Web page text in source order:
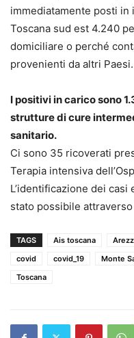
immediatamente posti in
Toscana sud est 4.240
domiciliare o perché
provenienti da altri Paesi.
I positivi in carico sono
strutture di cure
sanitario.
Ci sono 35 ricoverati
Terapia intensiva
L’identificazione dei
stato possibile
TAGS Ais toscana
covid
covid_19 Monte
Toscana